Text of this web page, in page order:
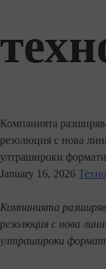
Компанията
резолюция с нова
ултрашироки
January 16, 2026
Компанията
резолюция с нова
ултрашироки